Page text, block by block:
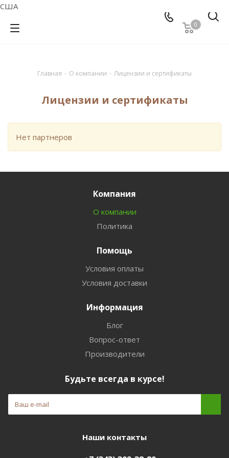
США
0
Главная - О компании - Лицензии и сертификаты
Лицензии и сертификаты
Нет партнеров
Компания
О компании
Политика
Помощь
Условия оплаты
Условия доставки
Информация
Блог
Вопрос-ответ
Производители
Будьте всегда в курсе!
Наши контакты